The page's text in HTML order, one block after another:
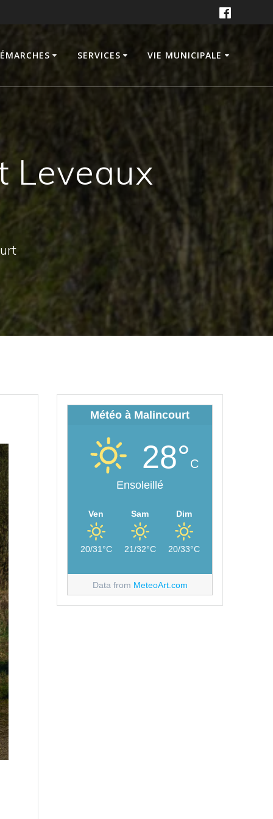
SERVICES VIE MUNICIPALE
Leveaux
Météo à Malincourt
28°C
Ensoleillé
Ven
20/31°C
Sam
21/32°C
Dim
20/33°C
Data from MeteoArt.com